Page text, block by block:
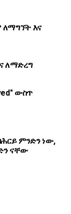
ለማግኘት እና
ለማድረግ
ውስጥ
ምንድን ነው,
ናቸው